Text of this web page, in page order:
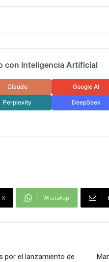
con Inteligencia Artificial
Claude Google AI
Perplexity DeepSeek
X WhatsApp
por el lanzamiento de